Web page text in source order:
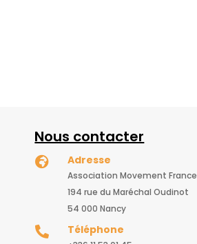
Nous contacter
 Adresse
Association Movement France
194 rue du Maréchal Oudinot
54 000 Nancy
 Téléphone